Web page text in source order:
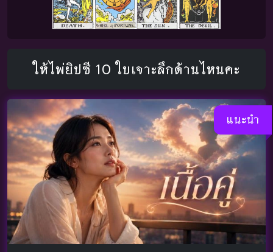
ให้ไพ่ยิปซี 10 ใบเจาะลึกด้านไหนคะ
แนะนำ